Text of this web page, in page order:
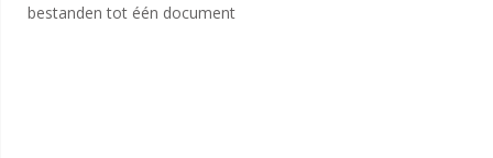
bestanden tot één document